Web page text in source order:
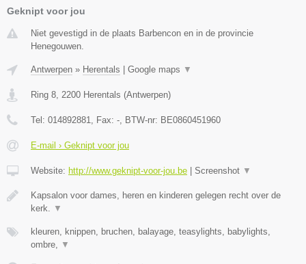
Geknipt voor jou
Niet gevestigd in de plaats Barbencon en in de provincie
Henegouwen.
Antwerpen » Herentals | Google maps ▼
Ring 8 2200 Herentals (Antwerpen)
Tel: 014892881 , Fax: - , BTW-nr: BE0860451960
E-mail › Geknipt voor jou
Website: http://www.geknipt-voor-jou.be | Screenshot ▼
Kapsalon voor dames, heren en kinderen gelegen recht over de
kerk.
▼
kleuren, knippen, bruchen, balayage, teasylights, babylights,
ombre,
▼